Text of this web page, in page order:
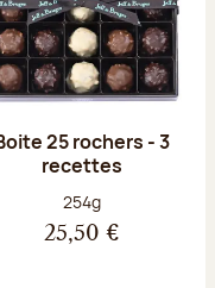
25 rochers - 3
recettes
Poids net :
254g
25,50 €